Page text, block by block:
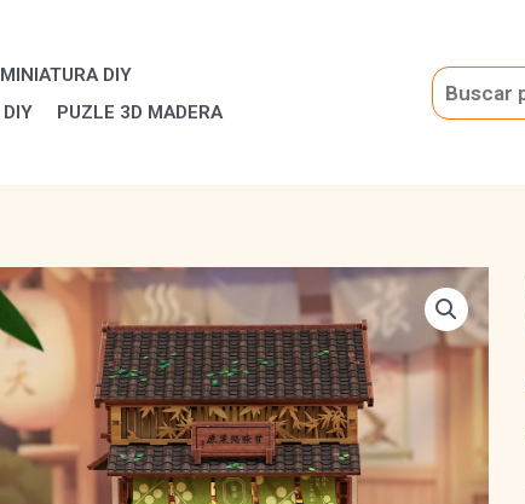
DIY
PUZLE 3D MADERA
Buscar
Kanmi-
dokoro